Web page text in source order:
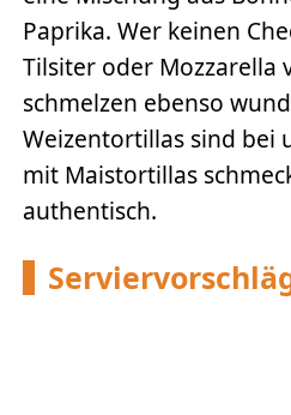
Paprika. Wer keinen
Tilsiter oder Mozzarella
schmelzen ebenso
Weizentortillas sind bei
mit Maistortillas
authentisch.